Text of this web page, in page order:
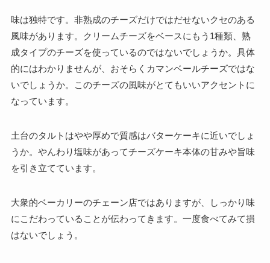
味は独特です。非熟成のチーズだけではだせないクセのある
風味があります。クリームチーズをベースにもう1種類、熟
成タイプのチーズを使っているのではないでしょうか。具体
的にはわかりませんが、おそらくカマンベールチーズではな
いでしょうか。このチーズの風味がとてもいいアクセントに
なっています。
土台のタルトはやや厚めで質感はバターケーキに近いでしょ
うか。やんわり塩味があってチーズケーキ本体の甘みや旨味
を引き立てています。
大衆的ベーカリーのチェーン店ではありますが、しっかり味
にこだわっていることが伝わってきます。一度食べてみて損
はないでしょう。